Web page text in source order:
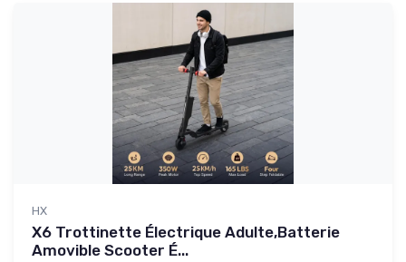
HX
X6 Trottinette Électrique Adulte,Batterie
Amovible Scooter É...